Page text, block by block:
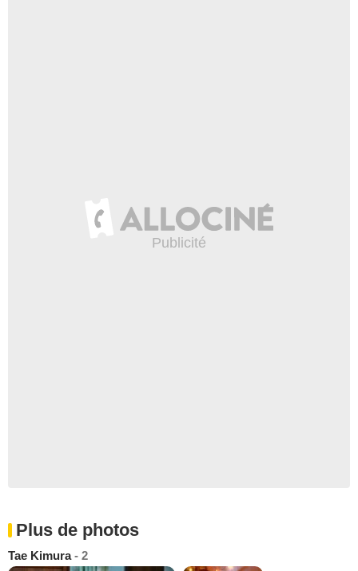
Plus de photos
Tae Kimura- 2